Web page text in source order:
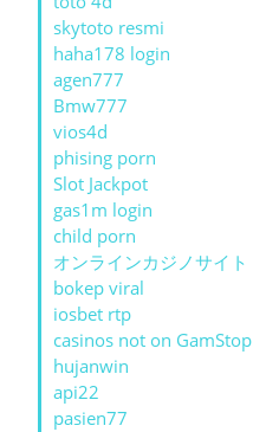
skytoto resmi
haha178 login
agen777
Bmw777
vios4d
phising porn
Slot Jackpot
gas1m login
child porn
オンラインカジノサイト
bokep viral
iosbet rtp
casinos not on GamStop
hujanwin
api22
pasien77